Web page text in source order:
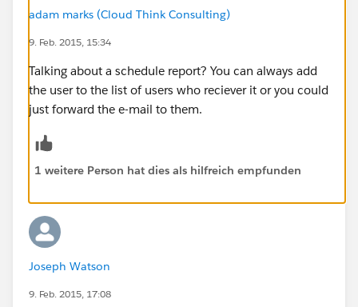
adam marks (Cloud Think Consulting)
9. Feb. 2015, 15:34
Talking about a schedule report? You can always add
the user to the list of users who reciever it or you could
just forward the e-mail to them.
1 weitere Person hat dies als hilfreich empfunden
Joseph Watson
9. Feb. 2015, 17:08